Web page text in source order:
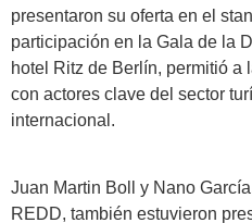
presentaron su oferta en el
participación en la Gala de la
hotel Ritz de Berlín, permitió
con actores clave del sector
internacional.
Juan Martin Boll y Nano
REDD, también estuvieron